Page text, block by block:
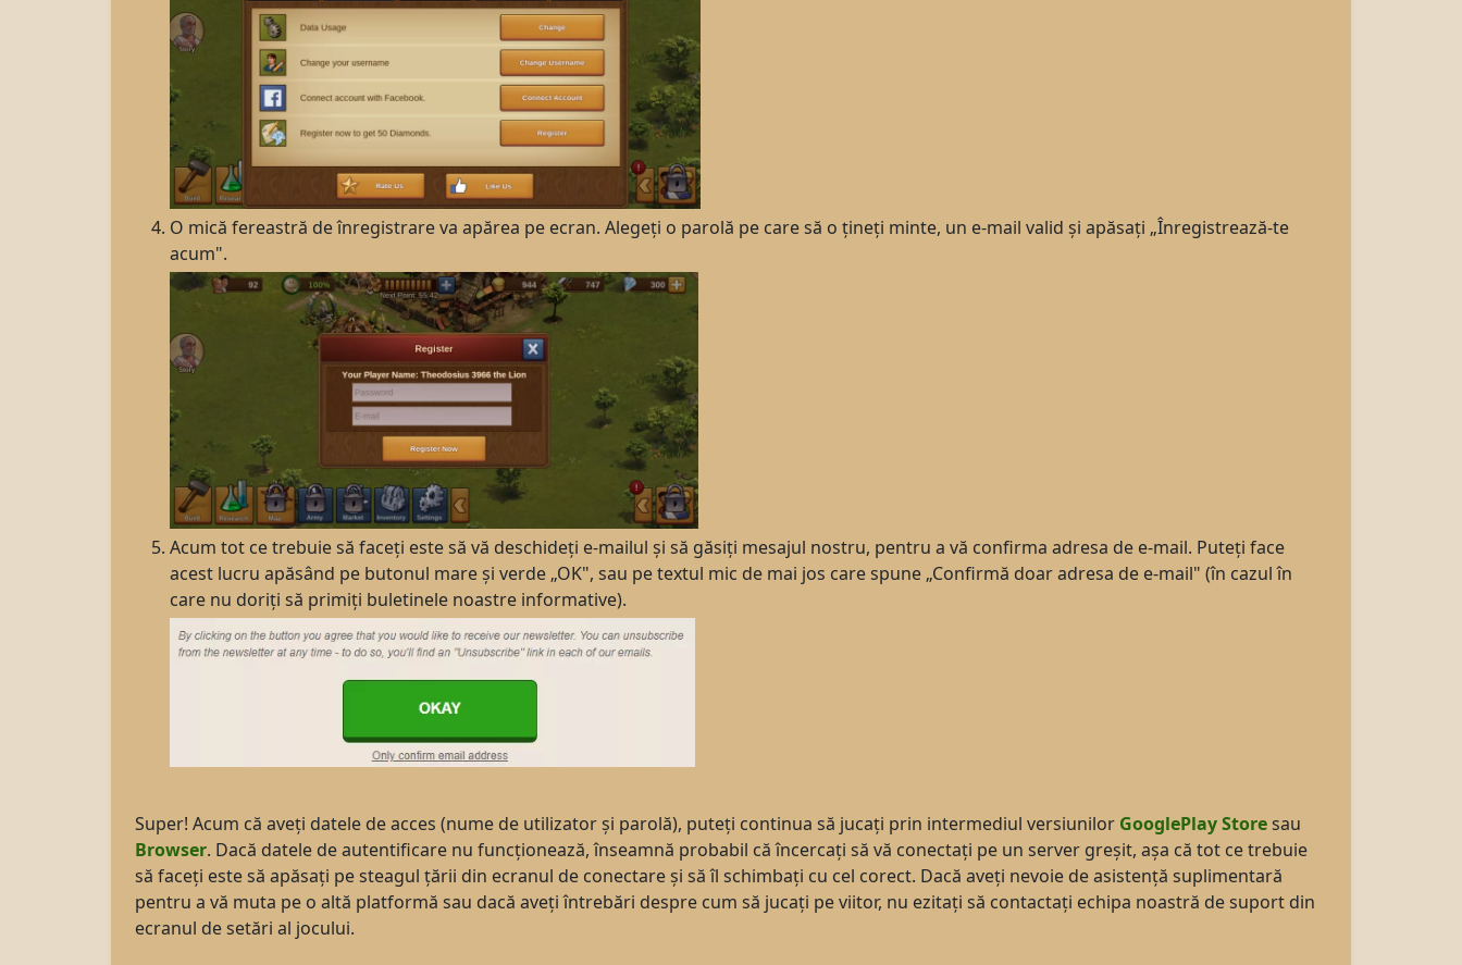
O mică fereastră de înregistrare va apărea pe ecran. Alegeți o parolă pe care să o țineți minte, un e-mail valid și apăsați „Înregistrează-te
acum".
Acum tot ce trebuie să faceți este să vă deschideți e-mailul și să găsiți mesajul nostru, pentru a vă confirma adresa de e-mail. Puteți face
acest lucru apăsând pe butonul mare și verde „OK", sau pe textul mic de mai jos care spune „Confirmă doar adresa de e-mail" (în cazul în
care nu doriți să primiți buletinele noastre informative).
Super! Acum că aveți datele de acces (nume de utilizator și parolă), puteți continua să jucați prin intermediul versiunilor GooglePlay Storesau
Browser. Dacă datele de autentificare nu funcționează, înseamnă probabil că încercați să vă conectați pe un server greșit, așa că tot ce trebuie
să faceți este să apăsați pe steagul țării din ecranul de conectare și să îl schimbați cu cel corect. Dacă aveți nevoie de asistență suplimentară
pentru a vă muta pe o altă platformă sau dacă aveți întrebări despre cum să jucați pe viitor, nu ezitați să contactați echipa noastră de suport din
ecranul de setări al jocului.